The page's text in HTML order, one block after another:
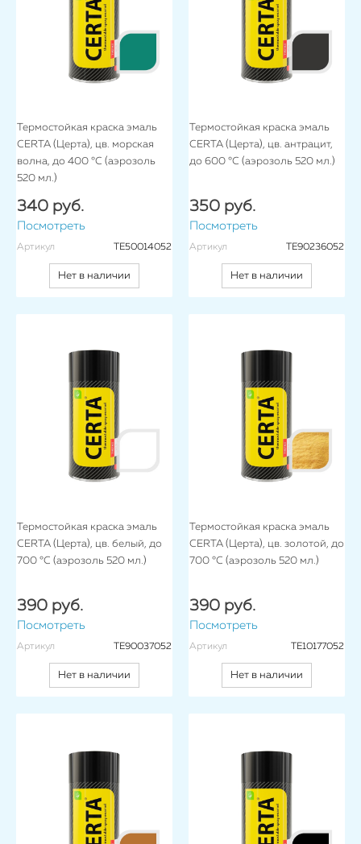
Термостойкая краска эмаль
CERTA (Церта), цв. морская
волна, до 400 °C (аэрозоль
520 мл.)
340 руб.
Посмотреть
Артикул TE50014052
Нет в наличии
Термостойкая краска эмаль
CERTA (Церта), цв. антрацит,
до 600 °C (аэрозоль 520 мл.)
350 руб.
Посмотреть
Артикул TE90236052
Нет в наличии
Термостойкая краска эмаль
CERTA (Церта), цв. белый, до
700 °C (аэрозоль 520 мл.)
390 руб.
Посмотреть
Артикул TE90037052
Нет в наличии
Термостойкая краска эмаль
CERTA (Церта), цв. золотой, до
700 °C (аэрозоль 520 мл.)
390 руб.
Посмотреть
Артикул TE10177052
Нет в наличии